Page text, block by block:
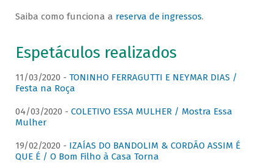
Saiba como funciona a reserva de ingressos.
Espetáculos realizados
11/03/2020 - TONINHO FERRAGUTTI E NEYMAR DIAS /
Festa na Roça
04/03/2020 - COLETIVO ESSA MULHER / Mostra Essa
Mulher
19/02/2020 - IZAÍAS DO BANDOLIM & CORDÃO ASSIM É
QUE É / O Bom Filho à Casa Torna